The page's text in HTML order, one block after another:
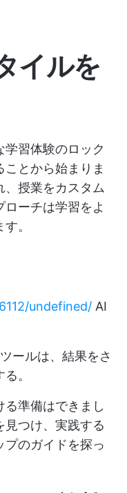
イルを
習体験のロック
とから始まりま
授業をカスタム
ーチは学習をよ
。
undefined/ AI
ールは、結果をさ
。
準備はできまし
見つけ、実践する
プのガイドを探っ